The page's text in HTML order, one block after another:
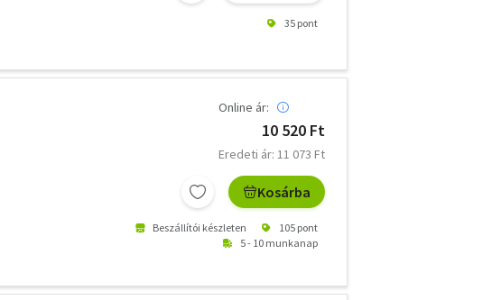
35 pont
Online ár:
10 520 Ft
Eredeti ár: 11 073 Ft
Kosárba
Beszállítói készleten
105 pont
5 - 10 munkanap